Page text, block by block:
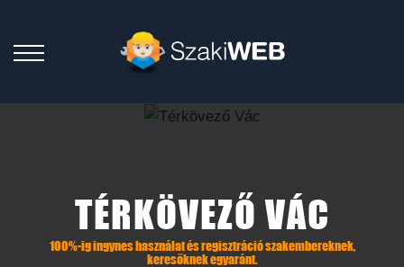
TÉRKÖVEZŐ VÁC
100%-ig ingynes használat és regisztráció szakembereknek,
keresőknek egyaránt.